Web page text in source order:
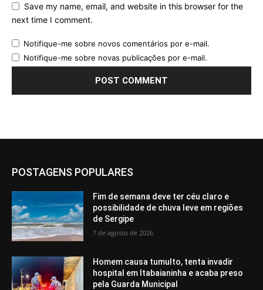
Save my name, email, and website in this browser for the
next time I comment.
Notifique-me sobre novos comentários por e-mail.
Notifique-me sobre novas publicações por e-mail.
POSTAGENS POPULARES
Fim de semana deve ter céu claro e
possibilidade de chuva leve em regiões
de Sergipe
7 de agosto de 2026
Homem causa tumulto, tenta invadir
hospital em Itabaianinha e acaba preso
pela Guarda Municipal